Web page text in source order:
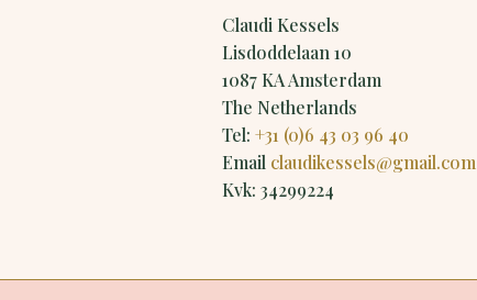
Claudi Kessels
Lisdoddelaan 10
1087 KA Amsterdam
The Netherlands
Tel: +31 (0)6 43 03 96 40
Email claudikessels@gmail.com
Kvk: 34299224